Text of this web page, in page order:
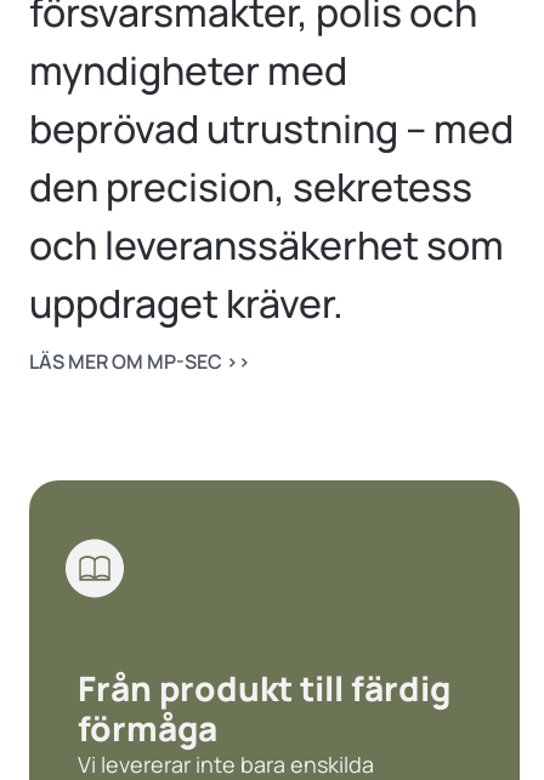
försvarsmakter, polis och
myndigheter med
beprövad utrustning – med
den precision, sekretess
och leveranssäkerhet som
uppdraget kräver.
LÄS MER OM MP-SEC ››
Från produkt till färdig
förmåga
Vi levererar inte bara enskilda